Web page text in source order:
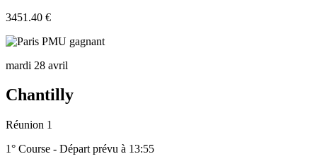
3451.40 €
mardi 28 avril
Chantilly
Réunion 1
1° Course - Départ prévu à 13:55